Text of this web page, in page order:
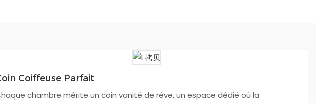
Coiffeuse Parfait
chambre mérite un coin vanité de rêve, un espace dédié où la